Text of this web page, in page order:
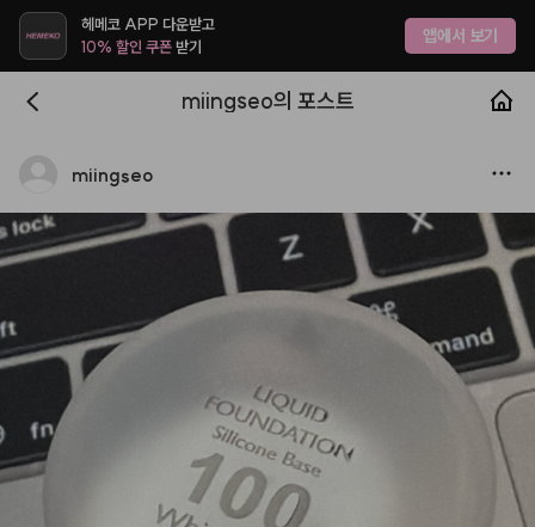
헤메코 APP 다운받고
10% 할인 쿠폰받기 앱에서 보기
miingseo의 포스트
miingseo